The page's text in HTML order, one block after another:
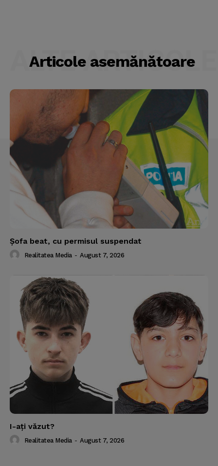
Articole asemănătoare
ALTE ARTICOLE
Şofa beat, cu permisul suspendat
Realitatea Media - August 7, 2026
I-aţi văzut?
Realitatea Media - August 7, 2026